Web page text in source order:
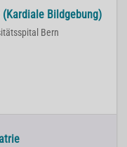
Bildgebung)
Bern